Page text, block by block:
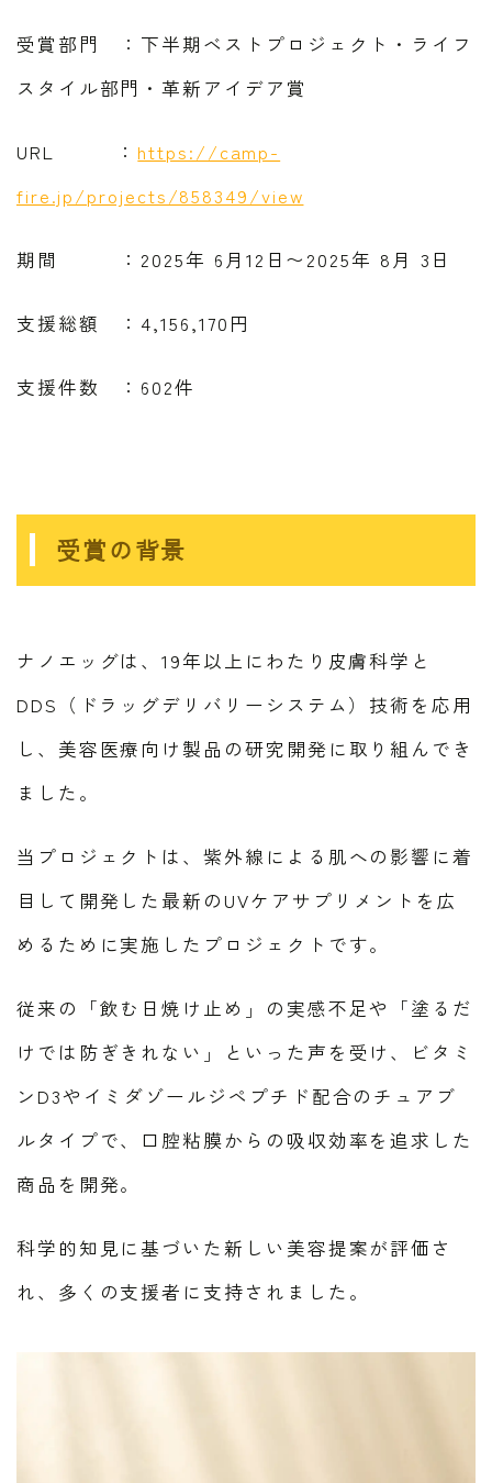
受賞部門 ：下半期ベストプロジェクト・ライフ
スタイル部門・革新アイデア賞
URL ：https://camp-
fire.jp/projects/858349/view
期間 ：2025年 6月12日〜2025年 8月 3日
支援総額 ：4,156,170円
支援件数 ：602件
受賞の背景
ナノエッグは、19年以上にわたり皮膚科学と
DDS（ドラッグデリバリーシステム）技術を応用
し、美容医療向け製品の研究開発に取り組んでき
ました。
当プロジェクトは、紫外線による肌への影響に着
目して開発した最新のUVケアサプリメントを広
めるために実施したプロジェクトです。
従来の「飲む日焼け止め」の実感不足や「塗るだ
けでは防ぎきれない」といった声を受け、ビタミ
ンD3やイミダゾールジペプチド配合のチュアブ
ルタイプで、口腔粘膜からの吸収効率を追求した
商品を開発。
科学的知見に基づいた新しい美容提案が評価さ
れ、多くの支援者に支持されました。